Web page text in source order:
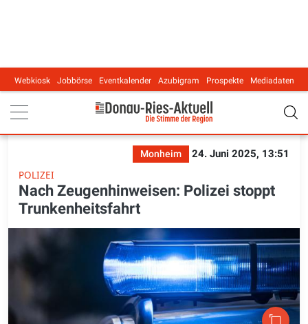
Main navigation
Webkiosk Jobbörse Eventkalender Azubigram Prospekte Mediadaten
Monheim
24. Juni 2025, 13:51
POLIZEI
Nach Zeugenhinweisen: Polizei stoppt
Trunkenheitsfahrt